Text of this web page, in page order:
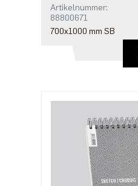
Artikelnummer:
88800671
700x1000 mm SB